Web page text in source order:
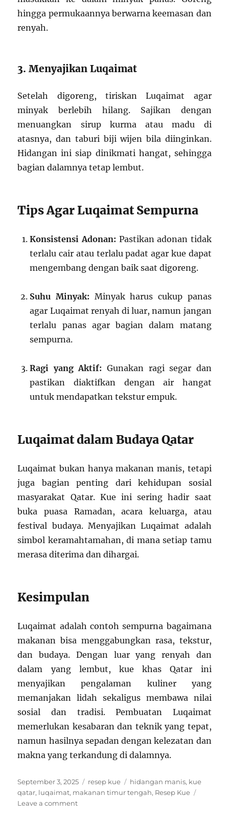
hingga permukaannya berwarna keemasan dan
renyah.
3. Menyajikan Luqaimat
Setelah digoreng, tiriskan Luqaimat agar
minyak berlebih hilang. Sajikan dengan
menuangkan sirup kurma atau madu di
atasnya, dan taburi biji wijen bila diinginkan.
Hidangan ini siap dinikmati hangat, sehingga
bagian dalamnya tetap lembut.
Tips Agar Luqaimat Sempurna
Konsistensi Adonan: Pastikan adonan tidak
terlalu cair atau terlalu padat agar kue dapat
mengembang dengan baik saat digoreng.
Suhu Minyak: Minyak harus cukup panas
agar Luqaimat renyah di luar, namun jangan
terlalu panas agar bagian dalam matang
sempurna.
Ragi yang Aktif: Gunakan ragi segar dan
pastikan diaktifkan dengan air hangat
untuk mendapatkan tekstur empuk.
Luqaimat dalam Budaya Qatar
Luqaimat bukan hanya makanan manis, tetapi
juga bagian penting dari kehidupan sosial
masyarakat Qatar. Kue ini sering hadir saat
buka puasa Ramadan, acara keluarga, atau
festival budaya. Menyajikan Luqaimat adalah
simbol keramahtamahan, di mana setiap tamu
merasa diterima dan dihargai.
Kesimpulan
Luqaimat adalah contoh sempurna bagaimana
makanan bisa menggabungkan rasa, tekstur,
dan budaya. Dengan luar yang renyah dan
dalam yang lembut, kue khas Qatar ini
menyajikan pengalaman kuliner yang
memanjakan lidah sekaligus membawa nilai
sosial dan tradisi. Pembuatan Luqaimat
memerlukan kesabaran dan teknik yang tepat,
namun hasilnya sepadan dengan kelezatan dan
makna yang terkandung di dalamnya.
Posted
on
September 3, 2025 Categories
resep kue Tags
hidangan manis, kue
qatar, luqaimat, makanan timur tengah, Resep Kue
Leave a commenton